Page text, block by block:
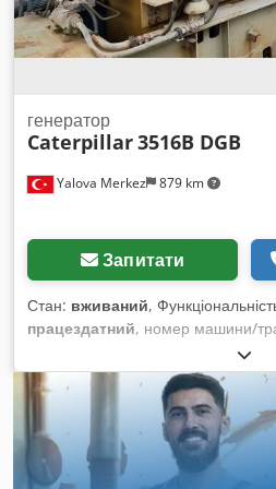
Yalova Merkez 879 km
генератор
Caterpillar3516B DGB
Запитати
Стан: вживаний,
працездатний, номер машини/
18 800 кг
потужність:1 650 кВт (2 243,37
A, вихідна напруга:440 V,
трифазний,
кВт (2 073,42 к.с.)
, номінальна
кВА
, безперервна потужність: